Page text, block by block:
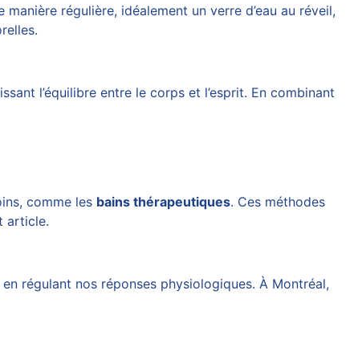
régulière, idéalement un verre d’eau au réveil,
l’équilibre entre le corps et l’esprit. En combinant
comme les bains thérapeutiques. Ces méthodes
article.
régulant nos réponses physiologiques. À Montréal,